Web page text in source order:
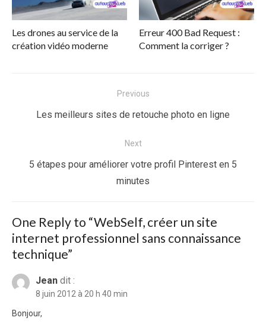
Les drones au service de la
création vidéo moderne
Erreur 400 Bad Request :
Comment la corriger ?
Previous
Previous
Les meilleurs sites de retouche photo en ligne
Next
Next5 étapes pour améliorer votre profil Pinterest en 5
minutes
One Reply to “WebSelf, créer un site
internet professionnel sans connaissance
technique”
Jean dit :
8 juin 2012 à 20 h 40 min
Bonjour,